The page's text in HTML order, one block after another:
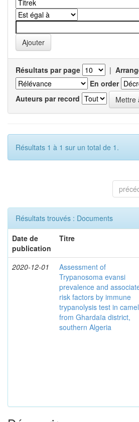
Résultats par page |
En order
Auteurs par record
Résultats 1 à 1 sur un total de 1.
Résultats trouvés : Documents
Date de
publication
Titre
2020-12-01
Assessment of
Trypanosoma evansi
prevalence and
risk factors by immune
trypanolysis test in
from Ghardaïa district,
southern Algeria